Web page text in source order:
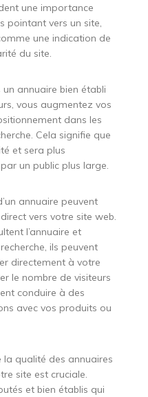
une importance
pointant vers un site,
une indication de
du site.
annuaire bien établi
vous augmentez vos
dans les
Cela signifie que
et sera plus
un public plus large.
annuaire peuvent
vers votre site web.
l’annuaire et
ils peuvent
directement à votre
le nombre de visiteurs
conduire à des
avec vos produits ou
qualité des annuaires
site est cruciale.
et bien établis qui